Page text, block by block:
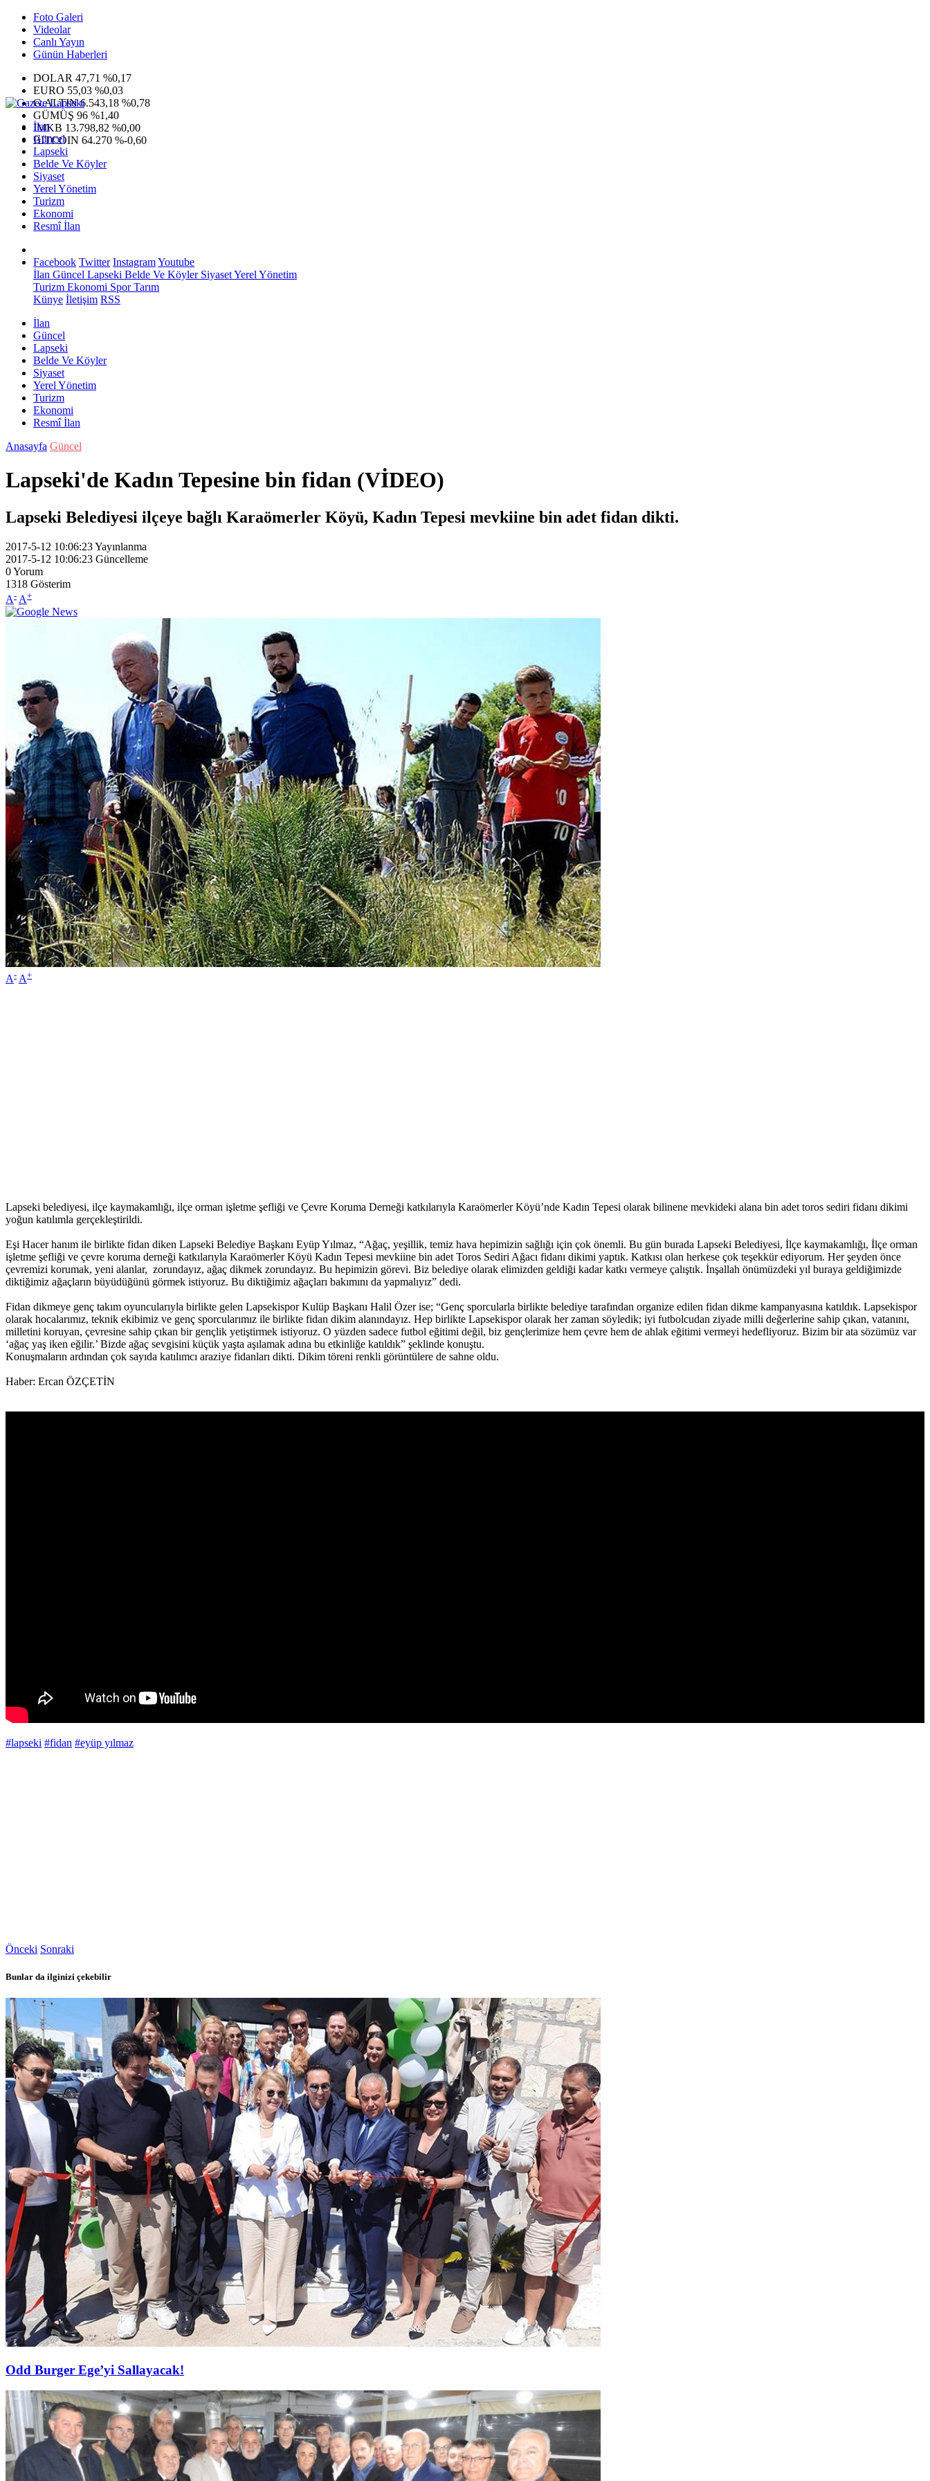
Foto Galeri
Videolar
Canlı Yayın
Günün Haberleri
DOLAR 47,71 %0,17
EURO 55,03 %0,03
G.ALTIN6.543,18 %0,78
GÜMÜŞ 96 %1,40
IMKB 13.798,82 %0,00
BITCOIN 64.270 %-0,60
İlan
Güncel
Lapseki
Belde Ve Köyler
Siyaset
Yerel Yönetim
Turizm
Ekonomi
Resmî İlan
Facebook Twitter InstagramYoutube
İlan Güncel Lapseki Belde Ve KöylerSiyasetYerel Yönetim
Turizm Ekonomi SporTarım
Künye İletişim RSS
İlan
Güncel
Lapseki
Belde Ve Köyler
Siyaset
Yerel Yönetim
Turizm
Ekonomi
Resmî İlan
Anasayfa Güncel
Lapseki'de Kadın Tepesine bin fidan (VİDEO)
Lapseki Belediyesi ilçeye bağlı Karaömerler Köyü, Kadın Tepesi mevkiine bin adet fidan dikti.
2017-5-12 10:06:23Yayınlanma
2017-5-12 10:06:23 Güncelleme
0Yorum
1318 Gösterim
A- A+
A- A+
Lapseki belediyesi, ilçe kaymakamlığı, ilçe orman işletme şefliği ve Çevre Koruma Derneği katkılarıyla Karaömerler Köyü’nde Kadın Tepesi olarak bilinene mevkideki alana bin adet toros sediri fidanı dikimi
yoğun katılımla gerçekleştirildi.
Eşi Hacer hanım ile birlikte fidan diken Lapseki Belediye Başkanı Eyüp Yılmaz, “Ağaç, yeşillik, temiz hava hepimizin sağlığı için çok önemli. Bu gün burada Lapseki Belediyesi, İlçe kaymakamlığı, İlçe orman
işletme şefliği ve çevre koruma derneği katkılarıyla Karaömerler Köyü Kadın Tepesi mevkiine bin adet Toros Sediri Ağacı fidanı dikimi yaptık. Katkısı olan herkese çok teşekkür ediyorum. Her şeyden önce
çevremizi korumak, yeni alanlar, zorundayız, ağaç dikmek zorundayız. Bu hepimizin görevi. Biz belediye olarak elimizden geldiği kadar katkı vermeye çalıştık. İnşallah önümüzdeki yıl buraya geldiğimizde
diktiğimiz ağaçların büyüdüğünü görmek istiyoruz. Bu diktiğimiz ağaçları bakımını da yapmalıyız” dedi.
Fidan dikmeye genç takım oyuncularıyla birlikte gelen Lapsekispor Kulüp Başkanı Halil Özer ise; “Genç sporcularla birlikte belediye tarafından organize edilen fidan dikme kampanyasına katıldık. Lapsekispor
olarak hocalarımız, teknik ekibimiz ve genç sporcularımız ile birlikte fidan dikim alanındayız. Hep birlikte Lapsekispor olarak her zaman söyledik; iyi futbolcudan ziyade milli değerlerine sahip çıkan, vatanını,
milletini koruyan, çevresine sahip çıkan bir gençlik yetiştirmek istiyoruz. O yüzden sadece futbol eğitimi değil, biz gençlerimize hem çevre hem de ahlak eğitimi vermeyi hedefliyoruz. Bizim bir ata sözümüz var
‘ağaç yaş iken eğilir.’ Bizde ağaç sevgisini küçük yaşta aşılamak adına bu etkinliğe katıldık” şeklinde konuştu.
Konuşmaların ardından çok sayıda katılımcı araziye fidanları dikti. Dikim töreni renkli görüntülere de sahne oldu.
Haber: Ercan ÖZÇETİN
#lapseki #fidan #eyüp yılmaz
Önceki Sonraki
Bunlar da ilginizi çekebilir
Odd Burger Ege’yi Sallayacak!